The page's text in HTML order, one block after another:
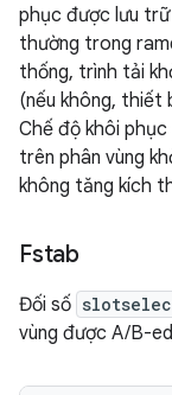
phục được lưu
thường trong
thống, trình tải
(nếu không, thiết
Chế độ khôi
trên phân vùng
không tăng kích
Fstab
Đối số
vùng được A/B-